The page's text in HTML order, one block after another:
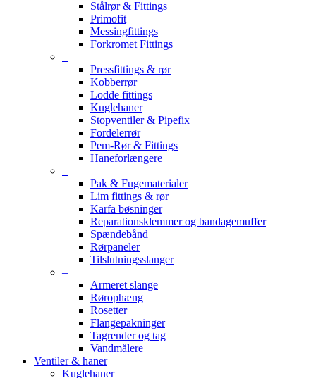
Stålrør & Fittings
Primofit
Messingfittings
Forkromet Fittings
–
Pressfittings & rør
Kobberrør
Lodde fittings
Kuglehaner
Stopventiler & Pipefix
Fordelerrør
Pem-Rør & Fittings
Haneforlængere
–
Pak & Fugematerialer
Lim fittings & rør
Karfa bøsninger
Reparationsklemmer og bandagemuffer
Spændebånd
Rørpaneler
Tilslutningsslanger
–
Armeret slange
Rørophæng
Rosetter
Flangepakninger
Tagrender og tag
Vandmålere
Ventiler & haner
Kuglehaner